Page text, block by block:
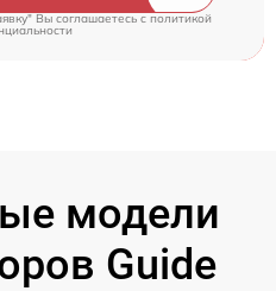
Вы соглашаетесь cполитикой
модели
Guide